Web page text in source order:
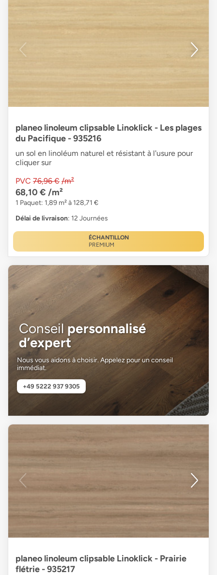
planeo linoleum clipsable Linoklick - Les plages
du Pacifique - 935216
un sol en linoléum naturel et résistant à l'usure pour
cliquer sur
PVC 76,96 € /m²
68,10 € /m²
1 Paquet: 1,89 m² à 128,71 €
Délai de livraison: 12 Journées
ÉCHANTILLON
PREMIUM
Conseil personnalisé
d’expert
Nous vous aidons à choisir. Appelez pour un conseil
immédiat.
+49 5222 937 9305
planeo linoleum clipsable Linoklick - Prairie
flétrie - 935217